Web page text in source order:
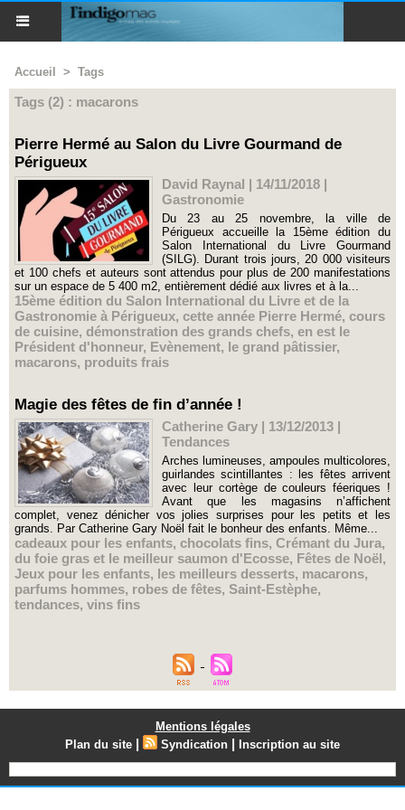
Accueil > Tags
Tags (2) : macarons
Pierre Hermé au Salon du Livre Gourmand de
Périgueux
David Raynal | 14/11/2018 |
Gastronomie
Du 23 au 25 novembre, la ville de
Périgueux accueille la 15ème édition du
Salon International du Livre Gourmand
(SILG). Durant trois jours, 20 000 visiteurs
et 100 chefs et auteurs sont attendus pour plus de 200 manifestations
sur un espace de 5 400 m2, entièrement dédié aux livres et à la...
15ème édition du Salon International du Livre et de la
Gastronomie à Périgueux, cette année Pierre Hermé, cours
de cuisine, démonstration des grands chefs, en est le
Président d'honneur, Evènement, le grand pâtissier,
macarons, produits frais
Magie des fêtes de fin d’année !
Catherine Gary | 13/12/2013 |
Tendances
Arches lumineuses, ampoules multicolores,
guirlandes scintillantes : les fêtes arrivent
avec leur cortège de couleurs féeriques !
Avant que les magasins n’affichent
complet, venez dénicher vos jolies surprises pour les petits et les
grands. Par Catherine Gary Noël fait le bonheur des enfants. Même...
cadeaux pour les enfants, chocolats fins, Crémant du Jura,
du foie gras et le meilleur saumon d'Ecosse, Fêtes de Noël,
Jeux pour les enfants, les meilleurs desserts, macarons,
parfums hommes, robes de fêtes, Saint-Estèphe,
tendances, vins fins
Mentions légales
Plan du site | Syndication | Inscription au site